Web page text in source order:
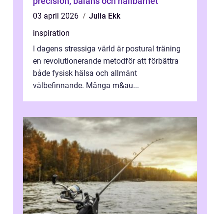
03 april 2026
Julia Ekk
inspiration
I dagens stressiga värld är postural träning
en revolutionerande metodför att förbättra
både fysisk hälsa och allmänt
välbefinnande. Många m&au...